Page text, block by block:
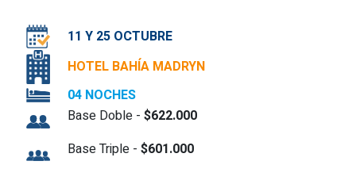
11 Y 25 OCTUBRE
HOTEL BAHÍA MADRYN
04 NOCHES
Base Doble - $622.000
Base Triple - $601.000